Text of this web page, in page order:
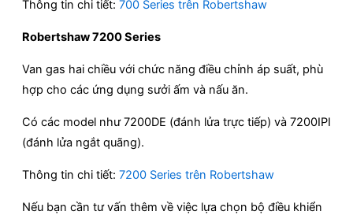
Thông tin chi tiết: 700 Series trên Robertshaw
Robertshaw 7200 Series
Van gas hai chiều với chức năng điều chỉnh áp suất, phù
hợp cho các ứng dụng sưởi ấm và nấu ăn.
Có các model như 7200DE (đánh lửa trực tiếp) và 7200IPI
(đánh lửa ngắt quãng).
Thông tin chi tiết: 7200 Series trên Robertshaw
Nếu bạn cần tư vấn thêm về việc lựa chọn bộ điều khiển